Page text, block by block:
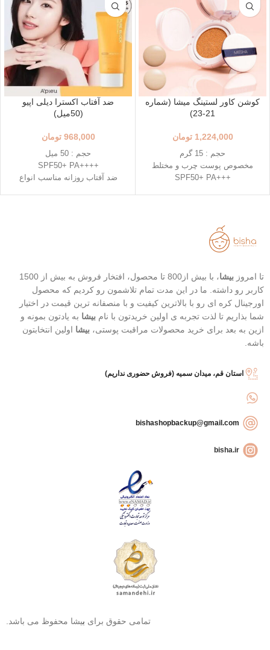
کوشن کاور لستینگ میشا (شماره
21-23)
1,224,000 تومان
حجم : 15 گرم
مخصوص پوست چرب و مختلط
+++SPF50+ PA
قابل حمل
بهترین گزینه برای تمدید ضد آفتاب
ضد آفتاب اکسترا دیلی اپیو
(50میل)
968,000 تومان
حجم : 50 میل
++++SPF50+ PA
ضد آفتاب روزانه مناسب انواع
تا امروز بیشا
، با بیش از800 تا محصول، افتخار فروش به بیش از 1500
کاربر رو داشته. ما در این مدت تمام تلاشمون رو کردیم که محصول
اورجینال کره ای رو با بالاترین کیفیت و با منصفانه ترین قیمت در اختیار
شما بذاریم تا لذت تجربه ی اولین خریدتون با نام بیشا به یادتون بمونه و
ازین به بعد برای خرید محصولات مراقبت پوستی، بیشا اولین انتخابتون
باشه.
استان قم، میدان سمیه (فروش حضوری نداریم)
bisha.ir
تمامی حقوق برای بیشا محفوظ می باشد.